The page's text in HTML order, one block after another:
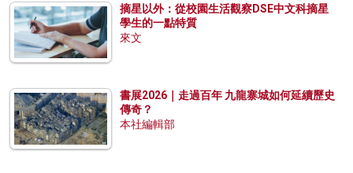
摘星以外：從校園生活觀察DSE中文科摘星
學生的一點特質
來文
書展2026｜走過百年 九龍寨城如何延續歷史
傳奇？
本社編輯部